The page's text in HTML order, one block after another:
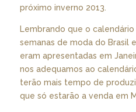
próximo inverno 2013.
Lembrando que o
semanas de moda do Brasil
eram apresentadas em
nos adequamos ao
terão mais tempo de
que só estarão a venda em